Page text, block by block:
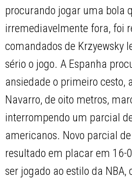
procurando jogar uma bola
irremediavelmente fora, foi
comandados de Krzyewsky
sério o jogo. A Espanha
ansiedade o primeiro cesto,
Navarro, de oito metros,
interrompendo um parcial
americanos. Novo parcial
resultado em placar em 16-
ser jogado ao estilo da NBA,